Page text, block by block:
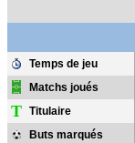
Temps de jeu
Matchs joués
T Titulaire
Buts marqués